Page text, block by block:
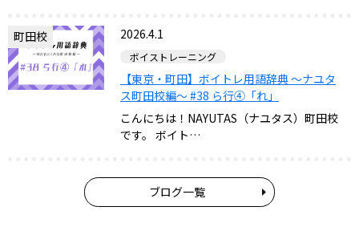
町田校 2026.4.1
ボイストレーニング
【東京・町田】ボイトレ用語辞典 〜ナユタ
ス町田校編〜 #38 ら行④「れ」
こんにちは！NAYUTAS（ナユタス）町田校
です。​ ボイト…
ブログ一覧